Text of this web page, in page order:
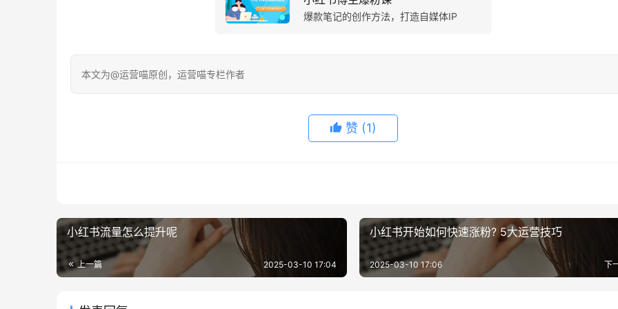
爆款笔记的创作方法，打造自媒体IP
本文为@运营喵原创，运营喵专栏作者
赞 (1)
小红书流量怎么提升呢
上一篇 2025-03-10 17:04
小红书开始如何快速涨粉? 5大运营技巧
下
2025-03-10 17:06